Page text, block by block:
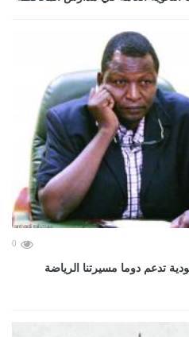
0
تدعم دوما مسيرتنا الرياضة